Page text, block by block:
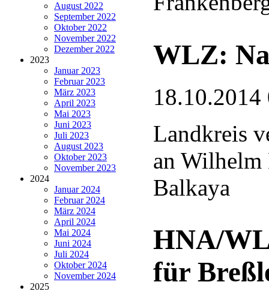
August 2022
September 2022
Oktober 2022
November 2022
Dezember 2022
2023
Januar 2023
Februar 2023
März 2023
April 2023
Mai 2023
Juni 2023
Juli 2023
August 2023
Oktober 2023
November 2023
2024
Januar 2024
Februar 2024
März 2024
April 2024
Mai 2024
Juni 2024
Juli 2024
Oktober 2024
November 2024
2025
WLZ:
18.10.2014
Landkreis
an Wilhelm
Balkaya
HNA/
für